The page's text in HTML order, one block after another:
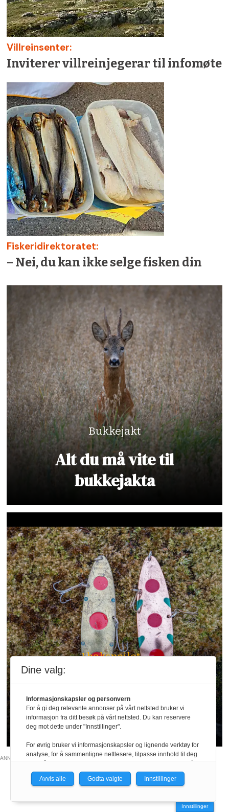
Villreinsenter:
Inviterer villreinjegerar til infomøte
Fiskeridirektoratet:
– Nei, du kan ikke selge fisken din
Bukkejakt
Alt du må vite til
bukkejakta
I bakspeilet
Med sin brede form og lokkende gange har
denne sluken i tiår etter tiår vært et effektivt
våpen for alle som jakter stor fisk.
ANNONSE
Innstillinger
Dine valg:
Informasjonskapsler og personvern
For å gi deg relevante annonser på vårt nettsted bruker vi
informasjon fra ditt besøk på vårt nettsted. Du kan reservere
deg mot dette under "Innstillinger".
For øvrig bruker vi informasjonskapsler og lignende verktøy for
analyse, for å sammenligne nettlesere, tilpasse innhold til deg
personvernerklæring.
du få relevante annonser på nettstedene til medlemmene i
nettverket basert på informasjon fra dine besøk på tvers av
Avvis alle Godta valgte Innstillinger